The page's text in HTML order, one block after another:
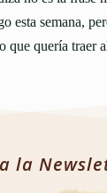
esta semana,
que quería traer
la